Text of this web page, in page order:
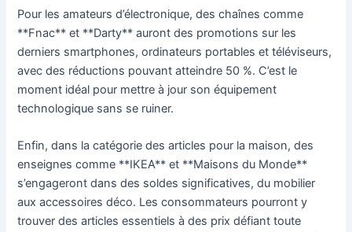
Pour les amateurs d’électronique, des chaînes comme
**Fnac** et **Darty** auront des promotions sur les
derniers smartphones, ordinateurs portables et téléviseurs,
avec des réductions pouvant atteindre 50 %. C’est le
moment idéal pour mettre à jour son équipement
technologique sans se ruiner.
Enfin, dans la catégorie des articles pour la maison, des
enseignes comme **IKEA** et **Maisons du Monde**
s’engageront dans des soldes significatives, du mobilier
aux accessoires déco. Les consommateurs pourront y
trouver des articles essentiels à des prix défiant toute